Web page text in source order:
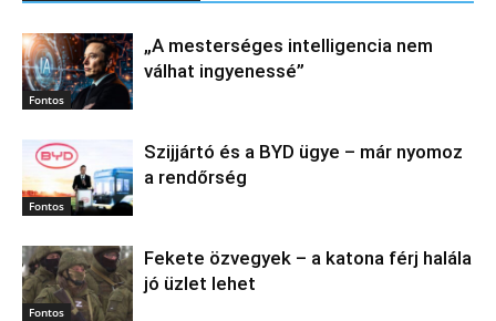
Fontos
„A mesterséges intelligencia nem
válhat ingyenessé”
Fontos
Szijjártó és a BYD ügye – már nyomoz
a rendőrség
Fontos
Fekete özvegyek – a katona férj halála
jó üzlet lehet